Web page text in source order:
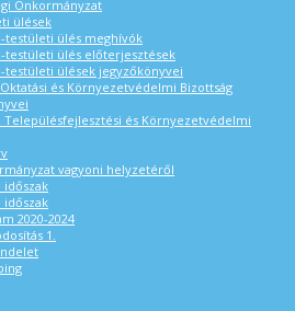
Önkormányzat
ülések
testületi ülés meghívók
testületi ülés előterjesztések
testületi ülések jegyzőkönyvei
és Környezetvédelmi Bizottság
Településfejlesztési és Környezetvédelmi
vagyoni helyzetéről
időszak
időszak
2020-2024
1.